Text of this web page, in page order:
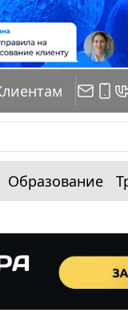
Образование